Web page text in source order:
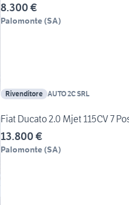
8.300 €
Palomonte (SA)
Rivenditore AUTO 2C SRL
Fiat Ducato 2.0 Mjet 115CV 7
13.800 €
Palomonte (SA)